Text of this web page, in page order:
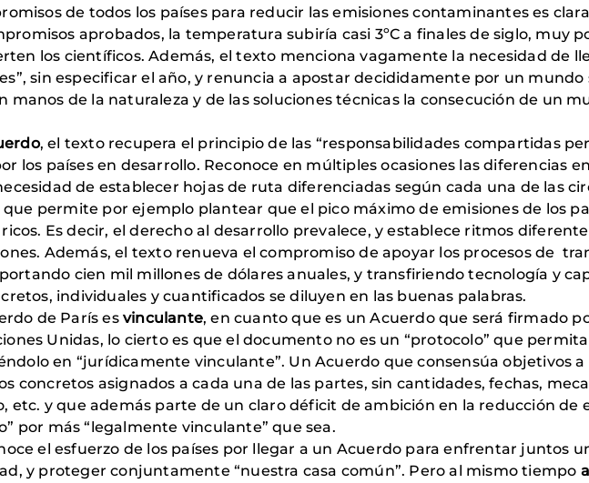
de todos los países para reducir las emisiones contaminantes es
aprobados, la temperatura subiría casi 3ºC a finales de siglo, muy
los científicos. Además, el texto menciona vagamente la necesidad de
sin especificar el año, y renuncia a apostar decididamente por un mundo
manos de la naturaleza y de las soluciones técnicas la consecución de un
, el texto recupera el principio de las “responsabilidades compartidas
los países en desarrollo. Reconoce en múltiples ocasiones las diferencias
de establecer hojas de ruta diferenciadas según cada una de las
permite por ejemplo plantear que el pico máximo de emisiones de los
Es decir, el derecho al desarrollo prevalece, y establece ritmos
Además, el texto renueva el compromiso de apoyar los procesos de
cien mil millones de dólares anuales, y transfiriendo tecnología y
individuales y cuantificados se diluyen en las buenas palabras.
de París es vinculante, en cuanto que es un Acuerdo que será firmado
Unidas, lo cierto es que el documento no es un “protocolo” que
en “jurídicamente vinculante”. Un Acuerdo que consensúa objetivos
concretos asignados a cada una de las partes, sin cantidades, fechas,
etc. y que además parte de un claro déficit de ambición en la reducción de
por más “legalmente vinculante” que sea.
el esfuerzo de los países por llegar a un Acuerdo para enfrentar juntos
y proteger conjuntamente “nuestra casa común”. Pero al mismo tiempo